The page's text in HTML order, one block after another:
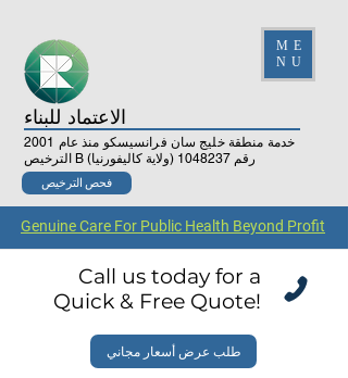
ME
NU
الاعتماد للبناء
خدمة منطقة خليج سان فرانسيسكو منذ عام 2001
الترخيص B رقم 1048237 (ولاية كاليفورنيا)
فحص الترخيص
Genuine Care For Public Health Beyond Profit
طلب عرض أسعار مجاني
Call us today for a
Quick & Free Quote!